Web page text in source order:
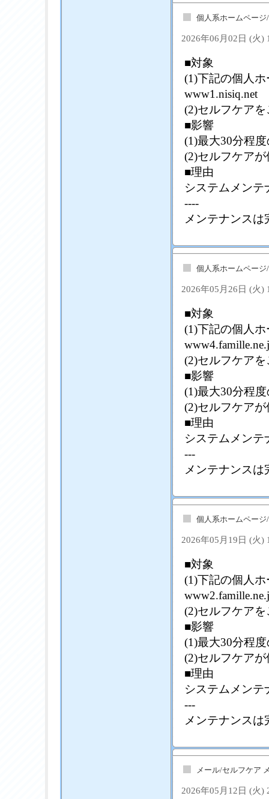
個人系ホームペー
2026年06月02日 (火)
■対象
(1)下記の個人
www1.nisiq.net
(2)セルフケア
■影響
(1)最大30分程
(2)セルフケア
■理由
システムメンテ
----
メンテナンス
個人系ホームペー
2026年05月26日 (火)
■対象
(1)下記の個人
(2)セルフケア
■影響
(1)最大30分程
(2)セルフケア
■理由
システムメンテ
---
メンテナンス
個人系ホームペー
2026年05月19日 (火)
■対象
(1)下記の個人
(2)セルフケア
■影響
(1)最大30分程
(2)セルフケア
■理由
システムメンテ
---
メンテナンス
メール/セルフケア
2026年05月12日 (火)